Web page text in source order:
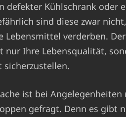
defekter Kühlschrank oder
sind diese zwar
Lebensmittel verderben.
Ihre Lebensqualität,
sicherzustellen.
ist bei
gefragt. Denn es gibt